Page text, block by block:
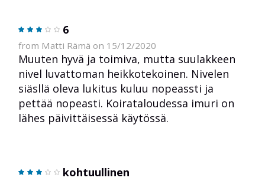
6
from Matti Rämä on 15/12/2020
Muuten hyvä ja toimiva, mutta suulakkeen
nivel luvattoman heikkotekoinen. Nivelen
siäsllä oleva lukitus kuluu nopeassti ja
pettää nopeasti. Koirataloudessa imuri on
lähes päivittäisessä käytössä.
kohtuullinen